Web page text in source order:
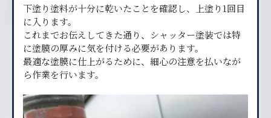
下塗り塗料が十分に乾いたことを確認し、上塗り1回目
に入ります。
これまでお伝えしてきた通り、シャッター塗装では特
に塗膜の厚みに気を付ける必要があります。
最適な塗膜に仕上がるために、細心の注意を払いなが
ら作業を行います。